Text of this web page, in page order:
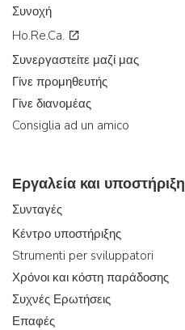
Συνοχή
Ho.Re.Ca.
Συνεργαστείτε μαζί μας
Γίνε προμηθευτής
Γίνε διανομέας
Consiglia ad un amico
Εργαλεία και υποστήριξη
Συνταγές
Κέντρο υποστήριξης
Strumenti per sviluppatori
Χρόνοι και κόστη παράδοσης
Συχνές Ερωτήσεις
Επαφές